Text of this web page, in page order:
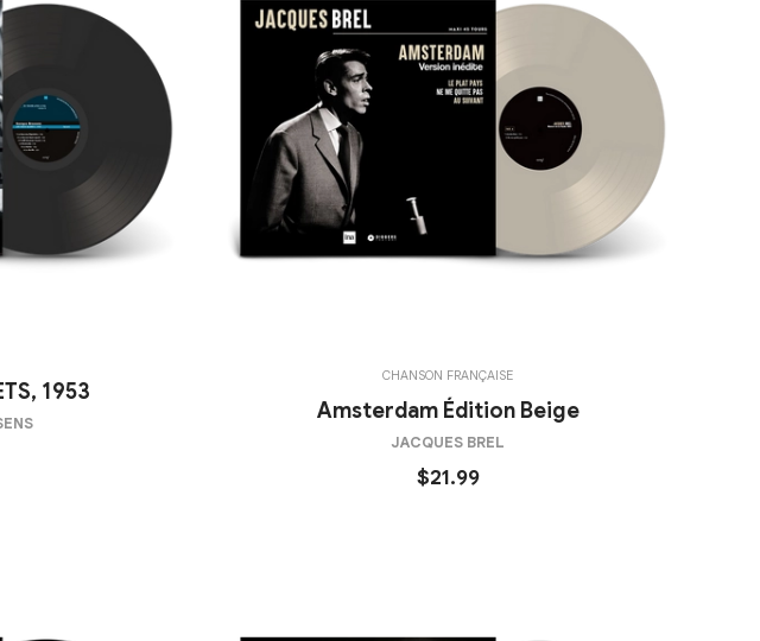
1953
CHANSON FRANÇAISE
Amsterdam Édition Beige
JACQUES BREL
$21.99